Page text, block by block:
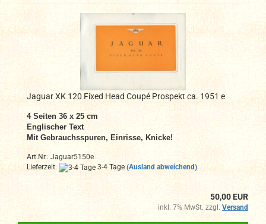
Jaguar XK 120 Fixed Head Coupé Prospekt ca. 1951 e
4 Seiten 36 x 25 cm
Englischer Text
Mit Gebrauchsspuren, Einrisse, Knicke!
Art.Nr.: Jaguar5150e
Lieferzeit:
3-4 Tage (Ausland abweichend)
50,00 EUR
inkl. 7% MwSt. zzgl. Versand